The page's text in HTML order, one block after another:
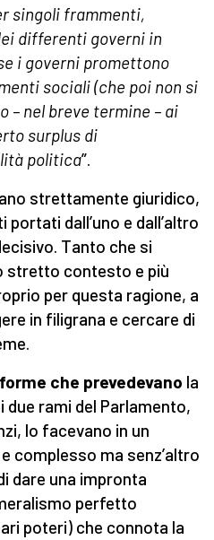
singoli frammenti,
differenti governi in
i governi promettono
sociali (che poi non si
– nel breve termine – ai
surplus di
politica”.
strettamente giuridico,
dall’uno e dall’altro
Tanto che si
stretto contesto e più
per questa ragione, a
in filigrana e cercare di
che prevedevano la
due rami del Parlamento,
lo facevano in un
complesso ma senz’altro
dare una impronta
perfetto
poteri) che connota la